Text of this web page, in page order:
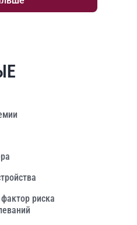
риска